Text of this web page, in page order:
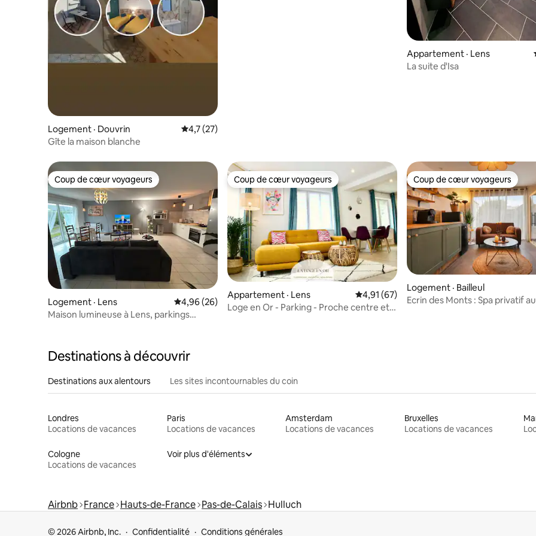
Logement · Douvrin Note moyenne de 4,7 sur 5, 27 commentaires
4,7 (27)
Gîte la maison blanche
Appartement · Lens
La suite d'Isa
Coup de cœur voyageurs
Coup de cœur voyageurs
Logement · Lens Note moyenne de 4,96 sur 5, 26 commentaires
4,96 (26)
Maison lumineuse à Lens, parkings
Coup de cœur voyageurs
Coup de cœur voyageurs
Appartement · Lens Note moyenne de 4,91 sur 5, 67
4,91 (67)
Loge en Or - Parking - Proche centre et
Coup de cœur voyageurs
Coup de cœur voyageurs
Logement · Bailleul
Ecrin des Monts : Spa privatif
Destinations à découvrir
Destinations aux alentours Les sites incontournables du coin
Londres
Locations de vacances
Paris
Locations de vacances
Amsterdam
Locations de vacances
Bruxelles
Locations de vacances
Cologne
Locations de vacances
Voir plus d'éléments
Airbnb France Hauts-de-France Pas-de-Calais Hulluch
© 2026 Airbnb, Inc. Confidentialité Conditions générales